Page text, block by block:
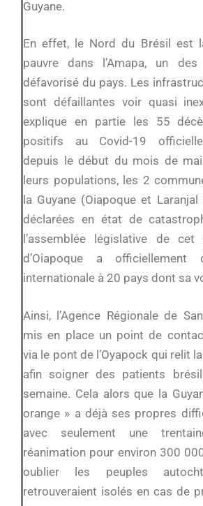
Guyane.
En effet, le Nord du Brésil est
pauvre dans l’Amapa, un
défavorisé du pays. Les
sont défaillantes voir quasi
explique en partie les 55
positifs au Covid-19
depuis le début du mois de
leurs populations, les 2
la Guyane (Oiapoque et
déclarées en état de
l’assemblée législative de
d’Oiapoque a officiellement
internationale à 20 pays dont sa
Ainsi, l’Agence Régionale de
mis en place un point de
via le pont de l’Oyapock qui relit
afin soigner des patients
semaine. Cela alors que la
orange » a déjà ses propres
avec seulement une
réanimation pour environ 300
oublier les peuples
retrouveraient isolés en cas de